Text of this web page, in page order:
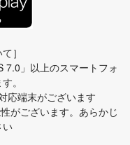
］
7.0」以上のスマートフォ
。
応端末がございます
がございます。あらかじ
い